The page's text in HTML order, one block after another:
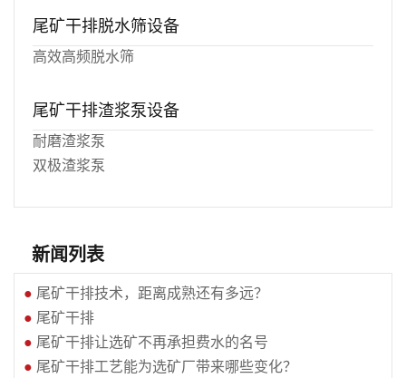
尾矿干排脱水筛设备
高效高频脱水筛
尾矿干排渣浆泵设备
耐磨渣浆泵
双极渣浆泵
新闻列表
● 尾矿干排技术，距离成熟还有多远？
● 尾矿干排
● 尾矿干排让选矿不再承担费水的名号
● 尾矿干排工艺能为选矿厂带来哪些变化？